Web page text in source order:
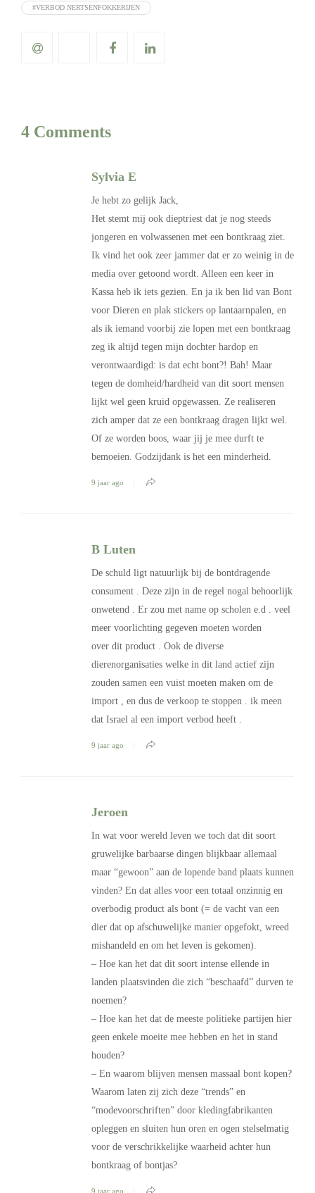
#VERBOD NERTSENFOKKERIJEN
4 Comments
Sylvia E
Je hebt zo gelijk Jack,
Het stemt mij ook dieptriest dat je nog steeds
jongeren en volwassenen met een bontkraag ziet.
Ik vind het ook zeer jammer dat er zo weinig in de
media over getoond wordt. Alleen een keer in
Kassa heb ik iets gezien. En ja ik ben lid van Bont
voor Dieren en plak stickers op lantaarnpalen, en
als ik iemand voorbij zie lopen met een bontkraag
zeg ik altijd tegen mijn dochter hardop en
verontwaardigd: is dat echt bont?! Bah! Maar
tegen de domheid/hardheid van dit soort mensen
lijkt wel geen kruid opgewassen. Ze realiseren
zich amper dat ze een bontkraag dragen lijkt wel.
Of ze worden boos, waar jij je mee durft te
bemoeien. Godzijdank is het een minderheid.
9 jaar ago
B Luten
De schuld ligt natuurlijk bij de bontdragende
consument . Deze zijn in de regel nogal behoorlijk
onwetend . Er zou met name op scholen e.d . veel
meer voorlichting gegeven moeten worden
over dit product . Ook de diverse
dierenorganisaties welke in dit land actief zijn
zouden samen een vuist moeten maken om de
import , en dus de verkoop te stoppen . ik meen
dat Israel al een import verbod heeft .
9 jaar ago
Jeroen
In wat voor wereld leven we toch dat dit soort
gruwelijke barbaarse dingen blijkbaar allemaal
maar “gewoon” aan de lopende band plaats kunnen
vinden? En dat alles voor een totaal onzinnig en
overbodig product als bont (= de vacht van een
dier dat op afschuwelijke manier opgefokt, wreed
mishandeld en om het leven is gekomen).
– Hoe kan het dat dit soort intense ellende in
landen plaatsvinden die zich “beschaafd” durven te
noemen?
– Hoe kan het dat de meeste politieke partijen hier
geen enkele moeite mee hebben en het in stand
houden?
– En waarom blijven mensen massaal bont kopen?
Waarom laten zij zich deze “trends” en
“modevoorschriften” door kledingfabrikanten
opleggen en sluiten hun oren en ogen stelselmatig
voor de verschrikkelijke waarheid achter hun
bontkraag of bontjas?
9 jaar ago